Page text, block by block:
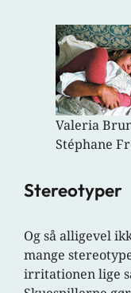
Valeria
Stéphane
Stereotyper
Og så alligevel
mange
irritationen lige